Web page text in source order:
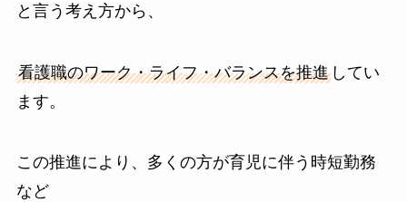
と言う考え方から、
看護職のワーク・ライフ・バランスを推進してい
ます。
この推進により、多くの方が育児に伴う時短勤務
など